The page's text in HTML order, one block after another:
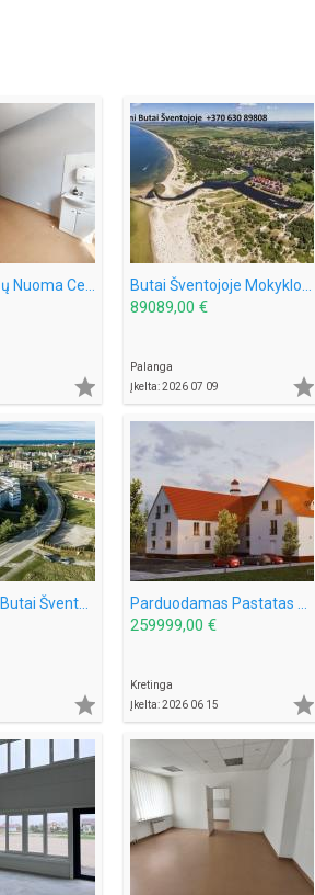

89089,00 €
Palanga
Įkelta: 2026 07 09


259999,00 €
Kretinga
Įkelta: 2026 06 15
